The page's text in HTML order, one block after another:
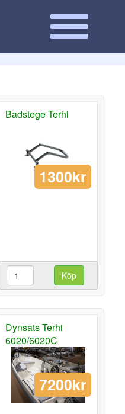
Badstege Terhi
1300kr
Köp
Dynsats Terhi
6020/6020C
7200kr